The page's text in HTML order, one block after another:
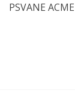
PSVANE